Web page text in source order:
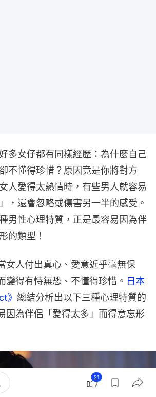
多女仔都有同樣經歷：為什麼自己
不懂得珍惜？原因竟是你將對方
人愛得太熱情時，有些男人就容易
，還會忽略或傷害另一半的感受。
男性心理特質，正是最容易因為伴
的類型！
女人付出真心、愛意近乎毫無保
變得有恃無恐、不懂得珍惜。 日本
》 總結分析出以下三種心理特質的
因為伴侶「愛得太多」而得意忘形
21